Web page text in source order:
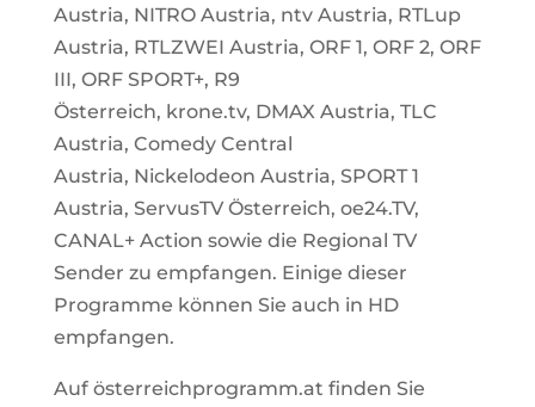
Austria, NITRO Austria, ntv Austria, RTLup
Austria, RTLZWEI Austria, ORF 1, ORF 2, ORF
III, ORF SPORT+, R9
Österreich, krone.tv, DMAX Austria, TLC
Austria, Comedy Central
Austria, Nickelodeon Austria, SPORT 1
Austria, ServusTV Österreich, oe24.TV,
CANAL+ Action sowie die Regional TV
Sender zu empfangen. Einige dieser
Programme können Sie auch in HD
empfangen.
Auf österreichprogramm.at finden Sie